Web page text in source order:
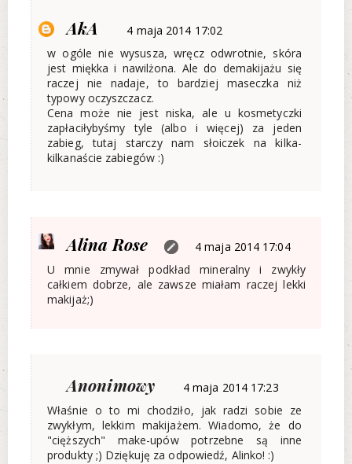
AkA
4 maja 2014 17:02
w ogóle nie wysusza, wręcz odwrotnie, skóra
jest miękka i nawilżona. Ale do demakijażu się
raczej nie nadaje, to bardziej maseczka niż
typowy oczyszczacz.
Cena może nie jest niska, ale u kosmetyczki
zapłaciłybyśmy tyle (albo i więcej) za jeden
zabieg, tutaj starczy nam słoiczek na kilka-
kilkanaście zabiegów :)
Alina Rose
4 maja 2014 17:04
U mnie zmywał podkład mineralny i zwykły
całkiem dobrze, ale zawsze miałam raczej lekki
makijaż;)
Anonimowy
4 maja 2014 17:23
Właśnie o to mi chodziło, jak radzi sobie ze
zwykłym, lekkim makijażem. Wiadomo, że do
"cięższych" make-upów potrzebne są inne
produkty ;) Dziękuję za odpowiedź, Alinko! :)